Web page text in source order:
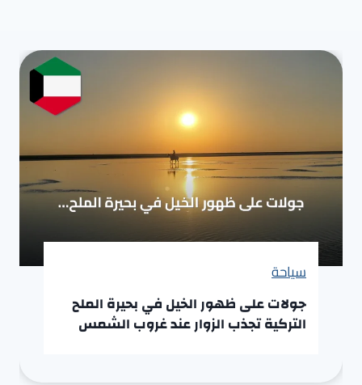
سياحة
جولات على ظهور الخيل في بحيرة الملح
التركية تجذب الزوار عند غروب الشمس